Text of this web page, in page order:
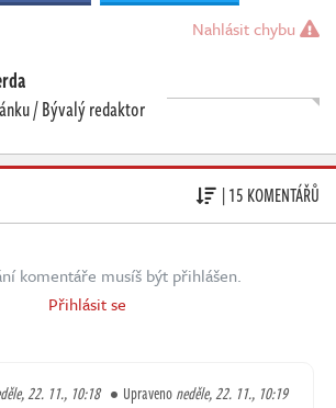
Nahlásit chybu
/ Bývalý redaktor
| 15 KOMENTÁŘŮ
komentáře musíš být přihlášen.
Přihlásit se
22. 11., 10:18 Upravenoneděle, 22. 11., 10:19